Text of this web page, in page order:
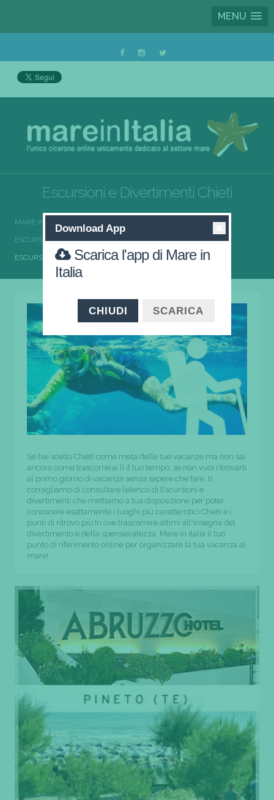
MENU
Escursioni e Divertimenti Chieti
MARE IN ITALIA
ESCURSIONI E DIVERTIMENTI ABRUZZO
ESCURSIONI E DIVERTIMENTI CHIETI
Se hai scelto Chieti come meta delle tue vacanze ma non sai
ancora come trascorrerai lì il tuo tempo, se non vuoi ritrovarti
al primo giorno di vacanza senza sapere che fare, ti
consigliamo di consultare l’elenco di Escursioni e
divertimenti che mettiamo a tua disposizione per poter
conoscere esattamente i luoghi più caratteristici Chieti e i
punti di ritrovo più In ove trascorrere attimi all'insegna del
divertimento e della spensieratezza. Mare in italia il tuo
punto di riferimento online per organizzare la tua vacanza al
mare!
Download App
Scarica l'app di Mare in
Italia
CHIUDI SCARICA